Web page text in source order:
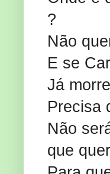
?
Não
E se
Já
Precisa
Não
que